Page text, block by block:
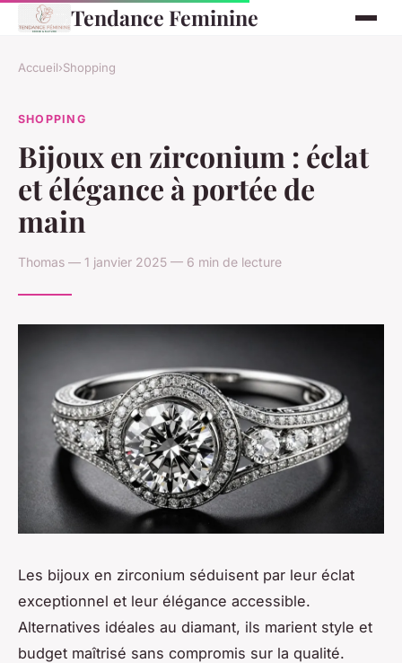
Tendance Feminine
Accueil›Shopping
SHOPPING
Bijoux en zirconium : éclat
et élégance à portée de
main
Thomas — 1 janvier 2025 — 6 min de lecture
Les bijoux en zirconium séduisent par leur éclat
exceptionnel et leur élégance accessible.
Alternatives idéales au diamant, ils marient style et
budget maîtrisé sans compromis sur la qualité.